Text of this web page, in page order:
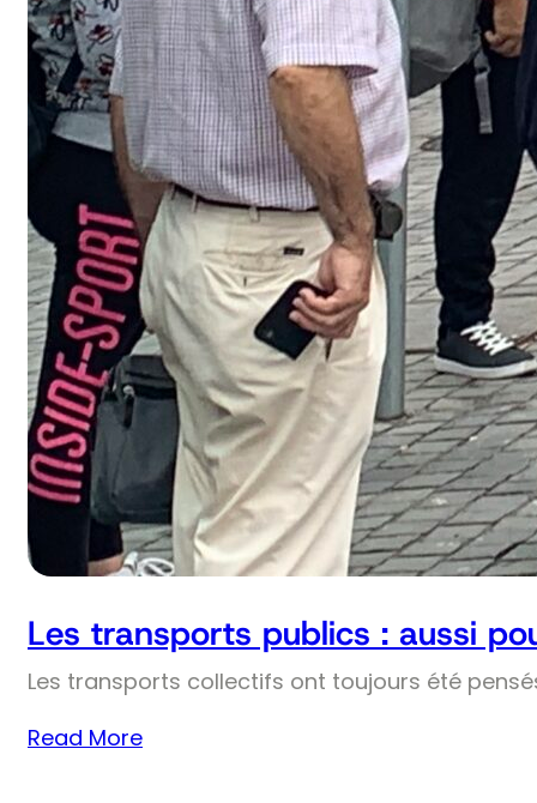
Les transports publics : aussi
Les transports collectifs ont toujours été
Read More